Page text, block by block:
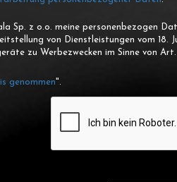
Sp. z o.o. meine personenbezogen
von Dienstleistungen vom
zu Werbezwecken im Sinne von
genommen".